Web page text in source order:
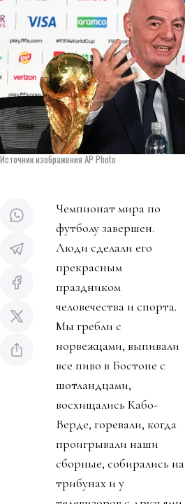
Источник изображения AP Photo
Чемпионат мира по
футболу завершен.
Люди сделали его
прекрасным
праздником
человечества и спорта.
Мы гребли с
норвежцами, выпивали
все пиво в Бостоне с
шотландцами,
восхищались Кабо-
Верде, горевали, когда
проигрывали наши
сборные, собирались на
трибунах и у